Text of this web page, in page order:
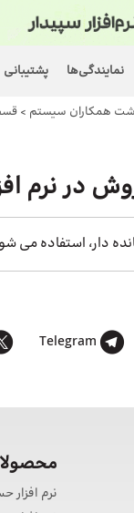
نمایندگی‌ها پشتیبانی
همکاران سیستم >
در نرم
دار، استفاده می
Telegram
نرم افزار